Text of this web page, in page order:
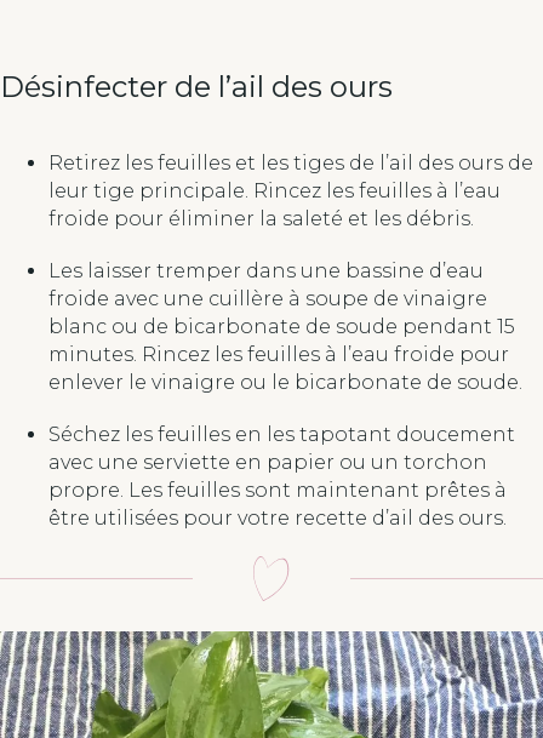
Désinfecter de l’ail des ours
Retirez les feuilles et les tiges de l’ail des ours de
leur tige principale. Rincez les feuilles à l’eau
froide pour éliminer la saleté et les débris.
Les laisser tremper dans une bassine d’eau
froide avec une cuillère à soupe de vinaigre
blanc ou de bicarbonate de soude pendant 15
minutes. Rincez les feuilles à l’eau froide pour
enlever le vinaigre ou le bicarbonate de soude.
Séchez les feuilles en les tapotant doucement
avec une serviette en papier ou un torchon
propre. Les feuilles sont maintenant prêtes à
être utilisées pour votre recette d’ail des ours.